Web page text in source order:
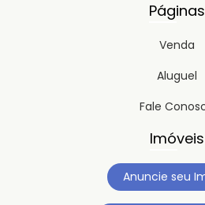
Páginas
Venda
Aluguel
Fale
Imóveis
Anuncie seu